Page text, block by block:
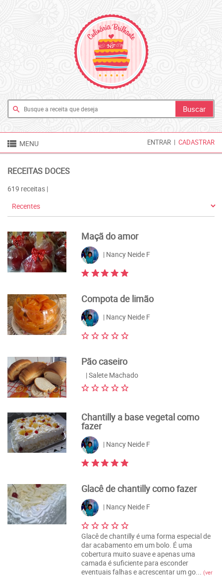
search
 MENU ENTRAR | CADASTRAR
RECEITAS DOCES
619 receitas |
Maçã do amor
| Nancy Neide F
Compota de limão
| Nancy Neide F
Pão caseiro
| Salete Machado
Chantilly a base vegetal como
fazer
| Nancy Neide F
Glacê de chantilly como fazer
| Nancy Neide F
Glacê de chantilly é uma forma especial de
dar acabamento em um bolo. É uma
cobertura muito suave e apenas uma
camada é suficiente para esconder
eventuais falhas e acrescentar um go...(ver